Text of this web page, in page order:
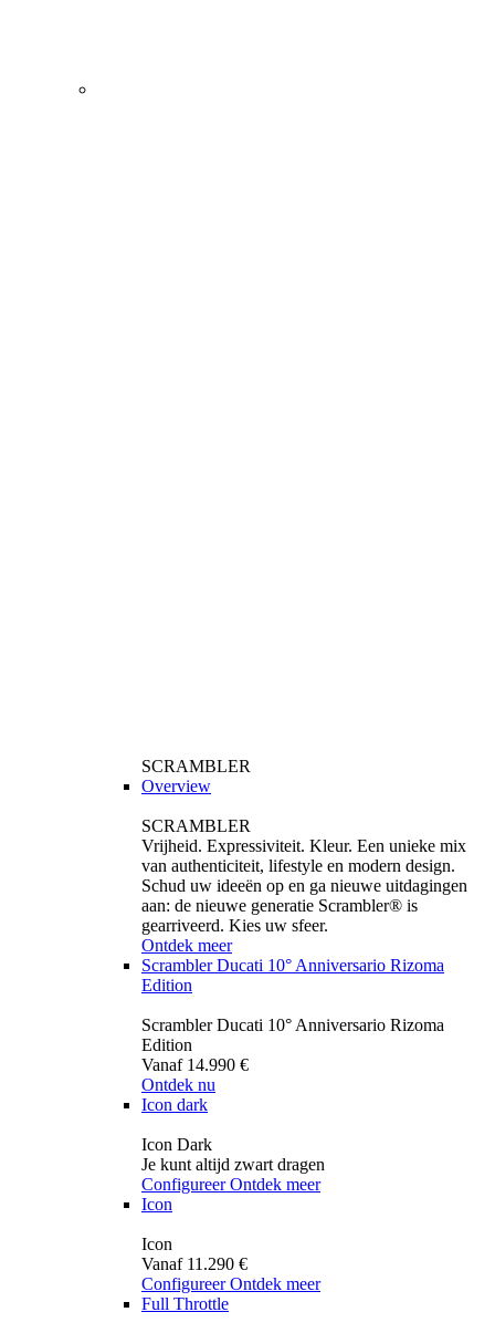
SCRAMBLER
Overview
SCRAMBLER
Vrijheid. Expressiviteit. Kleur. Een unieke mix
van authenticiteit, lifestyle en modern design.
Schud uw ideeën op en ga nieuwe uitdagingen
aan: de nieuwe generatie Scrambler® is
gearriveerd. Kies uw sfeer.
Ontdek meer
Scrambler Ducati 10° Anniversario Rizoma
Edition
Scrambler Ducati 10° Anniversario Rizoma
Edition
Vanaf 14.990 €
Ontdek nu
Icon dark
Icon Dark
Je kunt altijd zwart dragen
Configureer Ontdek meer
Icon
Icon
Vanaf 11.290 €
Configureer Ontdek meer
Full Throttle